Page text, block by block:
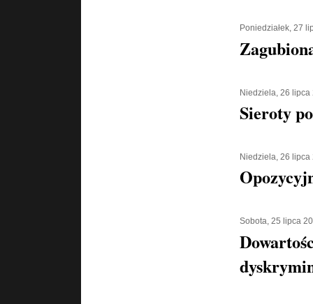
Poniedziałek, 27
Niedziela, 26 lipca
Sieroty
Niedziela, 26 lipca
Sobota, 25 lipca